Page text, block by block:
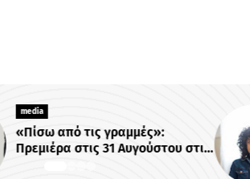
media
«Πίσω από τις γραμμές»:
Πρεμιέρα στις 31 Αυγούστου στις